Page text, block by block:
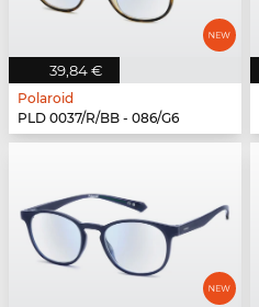
39,84 €
Polaroid
PLD 0037/R/BB - 086/G6